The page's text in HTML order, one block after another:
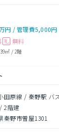
円 /管理費5,000円
礼 無料
㎡ / 2階
田原線 / 秦野駅 バ
/2階建
秦野市曽屋1301